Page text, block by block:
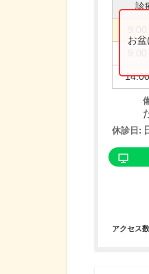
診
お
休診日:
アクセス数